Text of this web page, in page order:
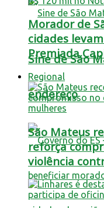
Sine de São
endereço
Morador de
cidades
Premiada
Regional
São Mateus
reforça
violência